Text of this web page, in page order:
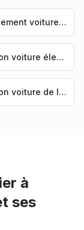
Rapatriement voiture Nantes
Livraison voiture électrique Nantes
Livraison voiture de luxe Nantes
à
ses